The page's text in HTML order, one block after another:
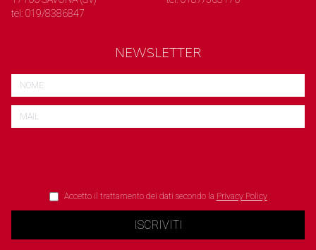
tel: 019/8386847
NEWSLETTER
Accetto il trattamento dei dati secondo la Privacy Policy
ISCRIVITI